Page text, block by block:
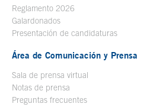
Reglamento 2026
Galardonados
Presentación de candidaturas
Área de Comunicación y Prensa
Sala de prensa virtual
Notas de prensa
Preguntas frecuentes